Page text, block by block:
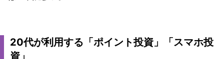
20代が利用する「ポイント投資」「スマホ投
資」